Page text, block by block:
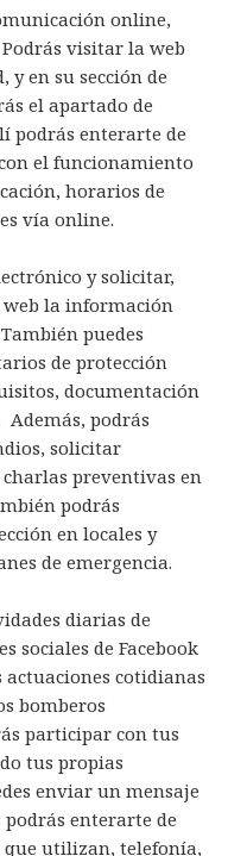
online,
visitar la web
en su sección de
el apartado de
podrás enterarte de
el funcionamiento
horarios de
vía online.
y solicitar,
la información
puedes
de protección
documentación
Además, podrás
solicitar
preventivas en
podrás
en locales y
de emergencia.
diarias de
sociales de Facebook
actuaciones cotidianas
bomberos
participar con tus
tus propias
enviar un mensaje
enterarte de
que utilizan, telefonía,